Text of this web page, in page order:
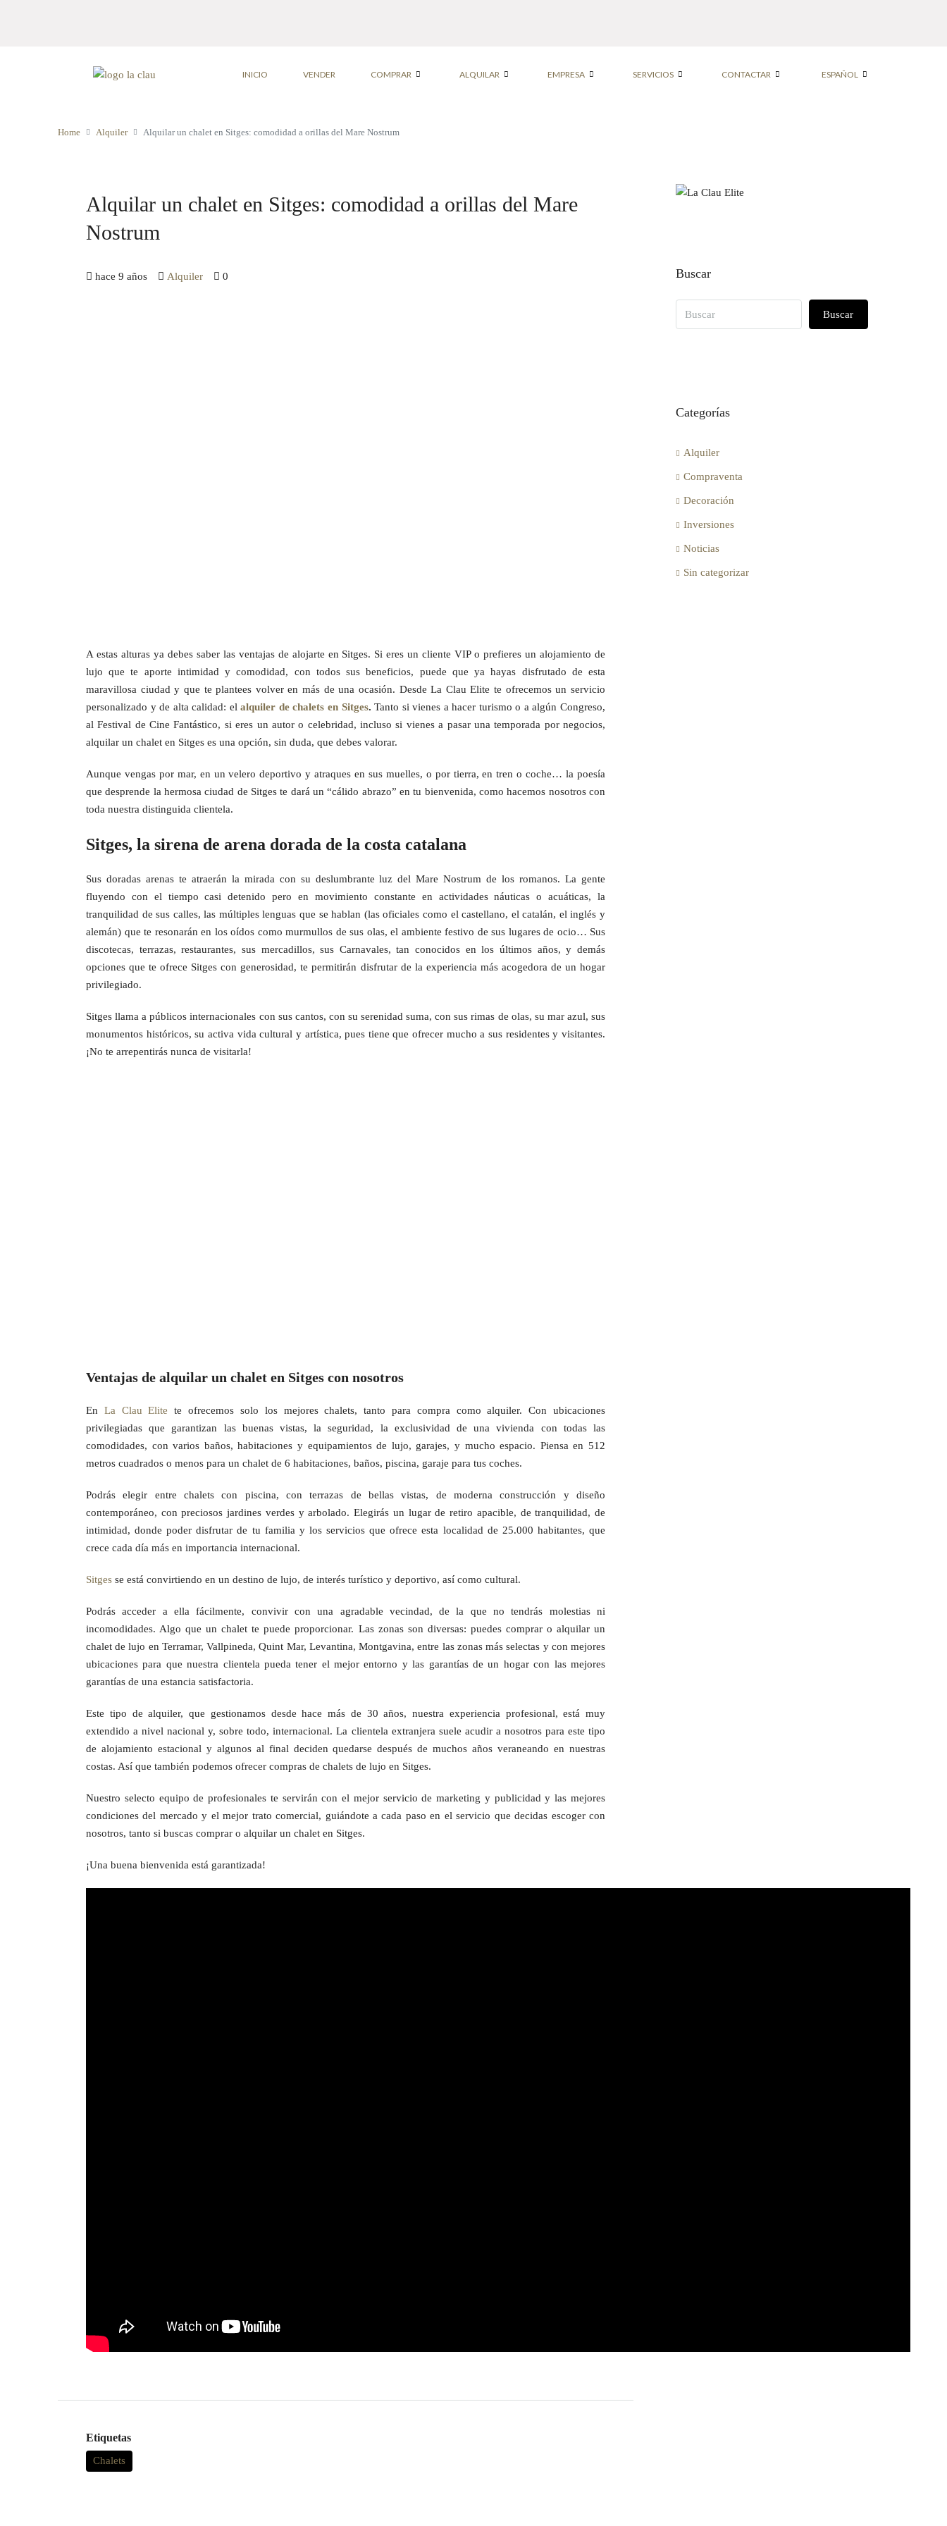
INICIO VENDER COMPRAR ALQUILAR EMPRESA SERVICIOS CONTACTAR ESPAÑOL
Home Alquiler Alquilar un chalet en Sitges: comodidad a orillas del Mare Nostrum
Alquilar un chalet en Sitges: comodidad a orillas del Mare
Nostrum
hace 9 años Alquiler 0
A estas alturas ya debes saber las ventajas de alojarte en Sitges. Si eres un cliente VIP o prefieres un alojamiento de
lujo que te aporte intimidad y comodidad, con todos sus beneficios, puede que ya hayas disfrutado de esta
maravillosa ciudad y que te plantees volver en más de una ocasión. Desde La Clau Elite te ofrecemos un servicio
personalizado y de alta calidad: el alquiler de chalets en Sitges.Tanto si vienes a hacer turismo o a algún Congreso,
al Festival de Cine Fantástico, si eres un autor o celebridad, incluso si vienes a pasar una temporada por negocios,
alquilar un chalet en Sitges es una opción, sin duda, que debes valorar.
Aunque vengas por mar, en un velero deportivo y atraques en sus muelles, o por tierra, en tren o coche… la poesía
que desprende la hermosa ciudad de Sitges te dará un “cálido abrazo” en tu bienvenida, como hacemos nosotros con
toda nuestra distinguida clientela.
Sitges, la sirena de arena dorada de la costa catalana
Sus doradas arenas te atraerán la mirada con su deslumbrante luz del Mare Nostrum de los romanos. La gente
fluyendo con el tiempo casi detenido pero en movimiento constante en actividades náuticas o acuáticas, la
tranquilidad de sus calles, las múltiples lenguas que se hablan (las oficiales como el castellano, el catalán, el inglés y
alemán) que te resonarán en los oídos como murmullos de sus olas, el ambiente festivo de sus lugares de ocio… Sus
discotecas, terrazas, restaurantes, sus mercadillos, sus Carnavales, tan conocidos en los últimos años, y demás
opciones que te ofrece Sitges con generosidad, te permitirán disfrutar de la experiencia más acogedora de un hogar
privilegiado.
Sitges llama a públicos internacionales con sus cantos, con su serenidad suma, con sus rimas de olas, su mar azul, sus
monumentos históricos, su activa vida cultural y artística, pues tiene que ofrecer mucho a sus residentes y visitantes.
¡No te arrepentirás nunca de visitarla!
Ventajas de alquilar un chalet en Sitges con nosotros
En La Clau Elite te ofrecemos solo los mejores chalets, tanto para compra como alquiler. Con ubicaciones
privilegiadas que garantizan las buenas vistas, la seguridad, la exclusividad de una vivienda con todas las
comodidades, con varios baños, habitaciones y equipamientos de lujo, garajes, y mucho espacio. Piensa en 512
metros cuadrados o menos para un chalet de 6 habitaciones, baños, piscina, garaje para tus coches.
Podrás elegir entre chalets con piscina, con terrazas de bellas vistas, de moderna construcción y diseño
contemporáneo, con preciosos jardines verdes y arbolado. Elegirás un lugar de retiro apacible, de tranquilidad, de
intimidad, donde poder disfrutar de tu familia y los servicios que ofrece esta localidad de 25.000 habitantes, que
crece cada día más en importancia internacional.
Sitges se está convirtiendo en un destino de lujo, de interés turístico y deportivo, así como cultural.
Podrás acceder a ella fácilmente, convivir con una agradable vecindad, de la que no tendrás molestias ni
incomodidades. Algo que un chalet te puede proporcionar. Las zonas son diversas: puedes comprar o alquilar un
chalet de lujo en Terramar, Vallpineda, Quint Mar, Levantina, Montgavina, entre las zonas más selectas y con mejores
ubicaciones para que nuestra clientela pueda tener el mejor entorno y las garantías de un hogar con las mejores
garantías de una estancia satisfactoria.
Este tipo de alquiler, que gestionamos desde hace más de 30 años, nuestra experiencia profesional, está muy
extendido a nivel nacional y, sobre todo, internacional. La clientela extranjera suele acudir a nosotros para este tipo
de alojamiento estacional y algunos al final deciden quedarse después de muchos años veraneando en nuestras
costas. Así que también podemos ofrecer compras de chalets de lujo en Sitges.
Nuestro selecto equipo de profesionales te servirán con el mejor servicio de marketing y publicidad y las mejores
condiciones del mercado y el mejor trato comercial, guiándote a cada paso en el servicio que decidas escoger con
nosotros, tanto si buscas comprar o alquilar un chalet en Sitges.
¡Una buena bienvenida está garantizada!
Etiquetas
Chalets
Buscar
Buscar
Categorías
Alquiler
Compraventa
Decoración
Inversiones
Noticias
Sin categorizar